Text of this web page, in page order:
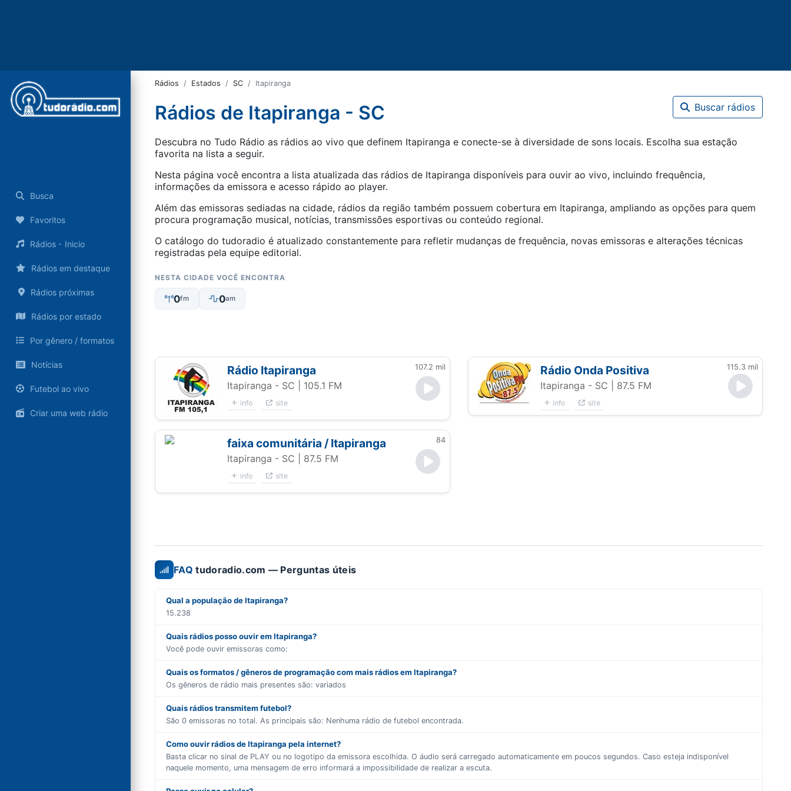
Busca
Favoritos
Rádios - Inicio
Rádios em destaque
Rádios próximas
Rádios por estado
Por gênero / formatos
Notícias
Futebol ao vivo
Criar uma web rádio
Rádios Estados SC Itapiranga
Rádios de Itapiranga - SC Buscar rádios
Descubra no Tudo Rádio as rádios ao vivo que definem Itapiranga e conecte-se à diversidade de sons locais. Escolha sua estação
favorita na lista a seguir.
Nesta página você encontra a lista atualizada das rádios de Itapiranga disponíveis para ouvir ao vivo, incluindo frequência,
informações da emissora e acesso rápido ao player.
Além das emissoras sediadas na cidade, rádios da região também possuem cobertura em Itapiranga, ampliando as opções para quem
procura programação musical, notícias, transmissões esportivas ou conteúdo regional.
O catálogo do tudoradio é atualizado constantemente para refletir mudanças de frequência, novas emissoras e alterações técnicas
registradas pela equipe editorial.
NESTA CIDADE VOCÊ ENCONTRA
0fm 0am
Rádio Itapiranga 107.2 mil
Itapiranga - SC | 105.1 FM
info site
Rádio Onda Positiva 115.3 mil
Itapiranga - SC | 87.5 FM
info site
faixa comunitária / Itapiranga 84
Itapiranga - SC | 87.5 FM
info site
FAQ tudoradio.com — Perguntas úteis
Qual a população de Itapiranga?
15.238
Quais rádios posso ouvir em Itapiranga?
Você pode ouvir emissoras como:
Quais os formatos / gêneros de programação com mais rádios em Itapiranga?
Os gêneros de rádio mais presentes são:variados
Quais rádios transmitem futebol?
São0 emissoras no total. As principais são: Nenhuma rádio de futebol encontrada.
Como ouvir rádios de Itapiranga pela internet?
Basta clicar no sinal de PLAY ou no logotipo da emissora escolhida. O áudio será carregado automaticamente em poucos segundos. Caso esteja indisponível
naquele momento, uma mensagem de erro informará a impossibilidade de realizar a escuta.